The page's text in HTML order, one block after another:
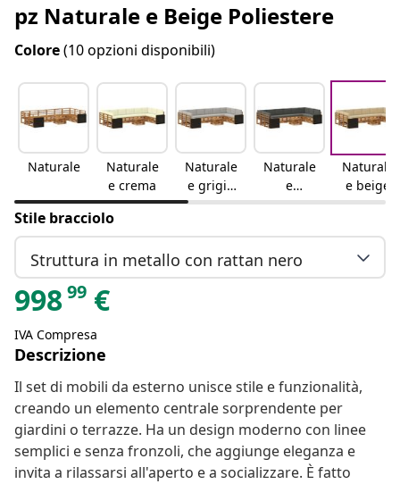
pz Naturale e Beige Poliestere
Colore(10 opzioni disponibili)
Naturale
Naturale
e crema
Naturale
e grigio
chiaro
Naturale
e
antracite
Naturale
e beige
Stile bracciolo
Struttura in metallo con rattan nero
99899 €
IVA Compresa
Descrizione
Il set di mobili da esterno unisce stile e funzionalità,
creando un elemento centrale sorprendente per
giardini o terrazze. Ha un design moderno con linee
semplici e senza fronzoli, che aggiunge eleganza e
invita a rilassarsi all'aperto e a socializzare. È fatto